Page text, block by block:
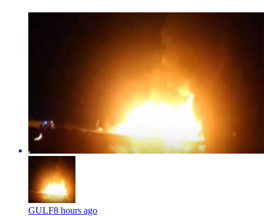
GULF8 hours ago